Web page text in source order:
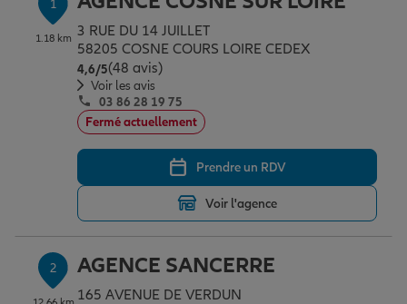
Assurance emprunteur
Prévoyance et dépendance
Assurance animal de compagnie
Protection de la famille
Protection juridique
Épargne & retraite
Plan épargne retraite
Placements financiers
Investissements immobiliers
Vos projets
Changer de voiture
Assurance auto
Professionnels
1
1.18 km 3 RUE DU 14 JUILLET
58205 COSNE COURS LOIRE CEDEX
4,6/5Note de 4.6 sur 5
(48 avis)
Voir les avis
03 86 28 19 75
Fermé actuellement
Prendre un RDV
Voir l'agence
2 AGENCE SANCERRE
165 AVENUE DE VERDUN